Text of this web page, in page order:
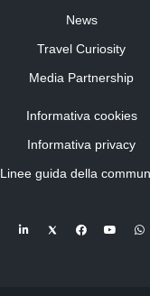
News
Travel Curiosity
Media Partnership
Informativa cookies
Informativa privacy
Linee guida della